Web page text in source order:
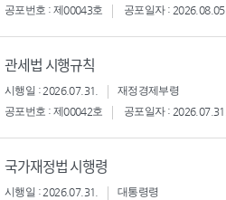
공포번호 : 제00043호
공포일자 : 2026.08.05.
관세법 시행규칙
시행일 : 2026.07.31.
재정경제부령
공포번호 : 제00042호
공포일자 : 2026.07.31.
국가재정법 시행령
시행일 : 2026.07.31.
대통령령